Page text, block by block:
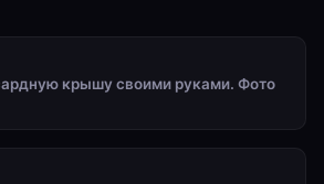
крышу своими руками. Фото